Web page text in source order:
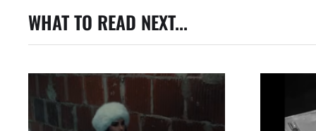
WHAT TO READ NEXT...